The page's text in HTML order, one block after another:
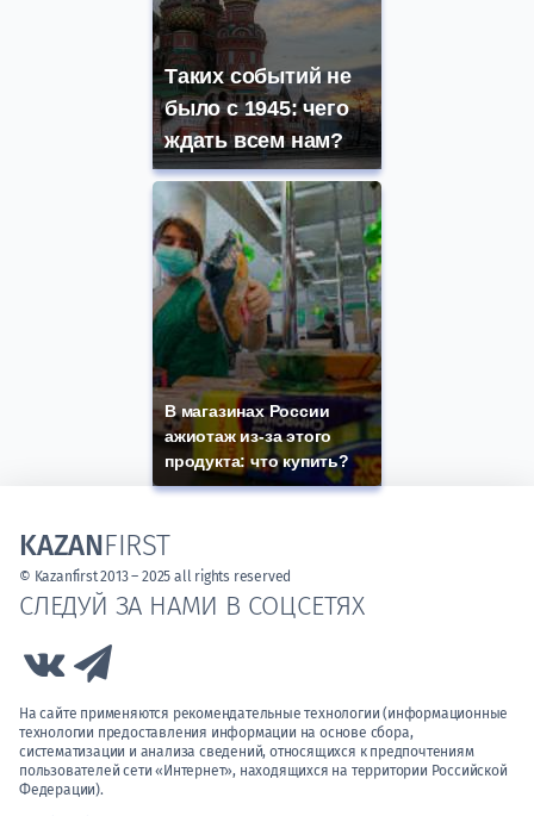
Таких событий не
было с 1945: чего
ждать всем нам?
В магазинах России
ажиотаж из-за этого
продукта: что купить?
СЛЕДУЙ ЗА НАМИ В СОЦСЕТЯХ
Link to Vk
На сайте применяются рекомендательные технологии (информационные
технологии предоставления информации на основе сбора,
систематизации и анализа сведений, относящихся к предпочтениям
пользователей сети «Интернет», находящихся на территории Российской
Федерации).
KAZANFIRST
© Kazanfirst 2013 – 2025 all rights reserved